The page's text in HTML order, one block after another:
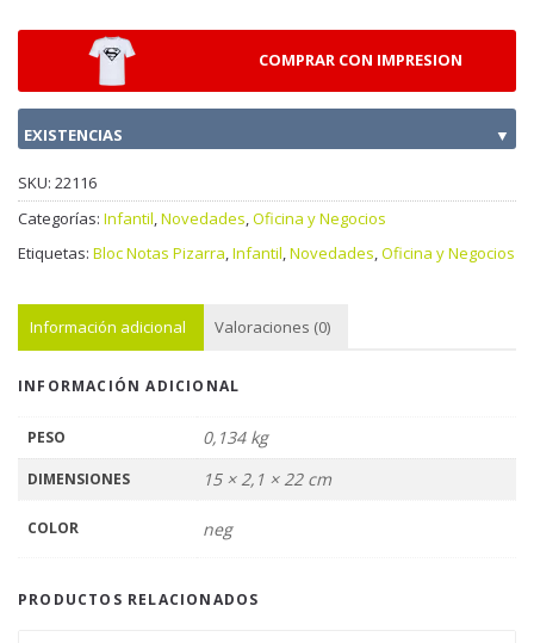
COMPRAR CON IMPRESION
EXISTENCIAS ▼
SKU: 22116
Categorías: Infantil,Novedades,Oficina y Negocios
Etiquetas: Bloc Notas Pizarra,Infantil,Novedades,Oficina y Negocios
Información adicional Valoraciones (0)
INFORMACIÓN ADICIONAL
PESO 0,134 kg
DIMENSIONES 15 × 2,1 × 22 cm
COLOR neg
PRODUCTOS RELACIONADOS